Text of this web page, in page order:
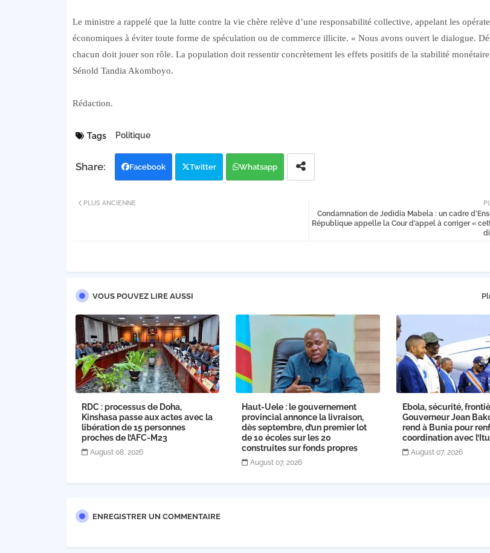
Le ministre a rappelé que la lutte contre la vie chère relève d’une responsabilité collective, appelant les
économiques à éviter toute forme de spéculation ou de commerce illicite. « Nous avons ouvert le dialogue.
chacun doit jouer son rôle. La population doit ressentir concrètement les effets positifs de la stabilité
Sénold Tandia Akomboyo.
Rédaction.
Tags Politique
Facebook Twitter Whatsapp
Condamnation de Jedidia Mabela : un cadre
République appelle la Cour d’appel à corriger «
PLUS ANCIENNE
VOUS POUVEZ LIRE AUSSI
RDC : processus de Doha,
Kinshasa passe aux actes avec la
libération de 15 personnes
proches de l’AFC-M23
August 08, 2026
Haut-Uele : le gouvernement
provincial annonce la livraison,
dès septembre, d’un premier lot
de 10 écoles sur les 20
construites sur fonds propres
August 07, 2026
Ebola, sécurité,
Gouverneur Jean
rend à Bunia pour
coordination avec
August 07, 2026
ENREGISTRER UN COMMENTAIRE